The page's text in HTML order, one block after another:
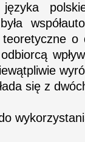
języka
teoretyczne
się z